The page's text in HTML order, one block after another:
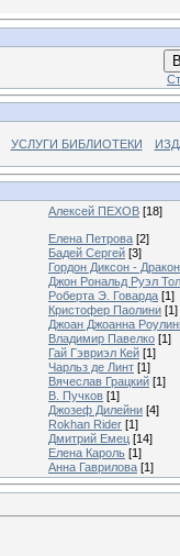
УСЛУГИ БИБЛИОТЕКИ
Алексей ПЕХОВ [18]
Елена Петрова [2]
Бадей Сергей [3]
Гордон Диксон -
Джон Рональд Руэл
Роберта Э. Говарда [1]
Кристофер Паолини [1]
Джоан Джоанна
Владимир Павелко [1]
Гай Гэвриэл Кей [1]
Чарльз де Линт [1]
Вячеслав Грацкий [1]
В. Пучков [1]
Джозеф Дилейни [4]
Rokhan Rider [1]
Дмитрий Емец [14]
Елена Кароль [1]
Анна Гаврилова [1]